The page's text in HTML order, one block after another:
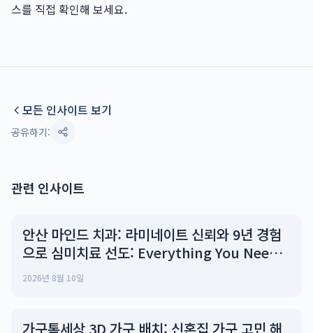
스를 직접 확인해 보세요.
모든 인사이트 보기
공유하기:
관련 인사이트
안산 마인드 치과: 라미네이트 신뢰와 9년 경험
으로 심미치료 선도: Everything You Need
to Know
2026년 8월 10일
가구톡세상 3D 가구 배치: 신혼집 가구 고민 해